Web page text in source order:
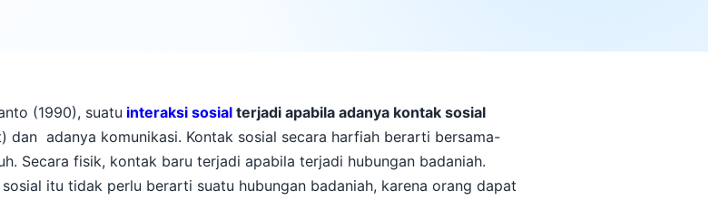
(1990), suatu interaksi sosial terjadi apabila adanya kontak sosial
dan adanya komunikasi. Kontak sosial secara harfiah berarti bersama-
Secara fisik, kontak baru terjadi apabila terjadi hubungan badaniah.
itu tidak perlu berarti suatu hubungan badaniah, karena orang dapat